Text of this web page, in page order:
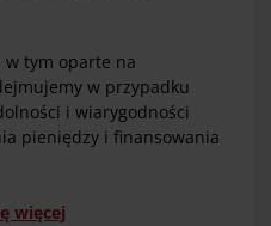
w tym oparte na
w przypadku
i wiarygodności
pieniędzy i finansowania
więcej